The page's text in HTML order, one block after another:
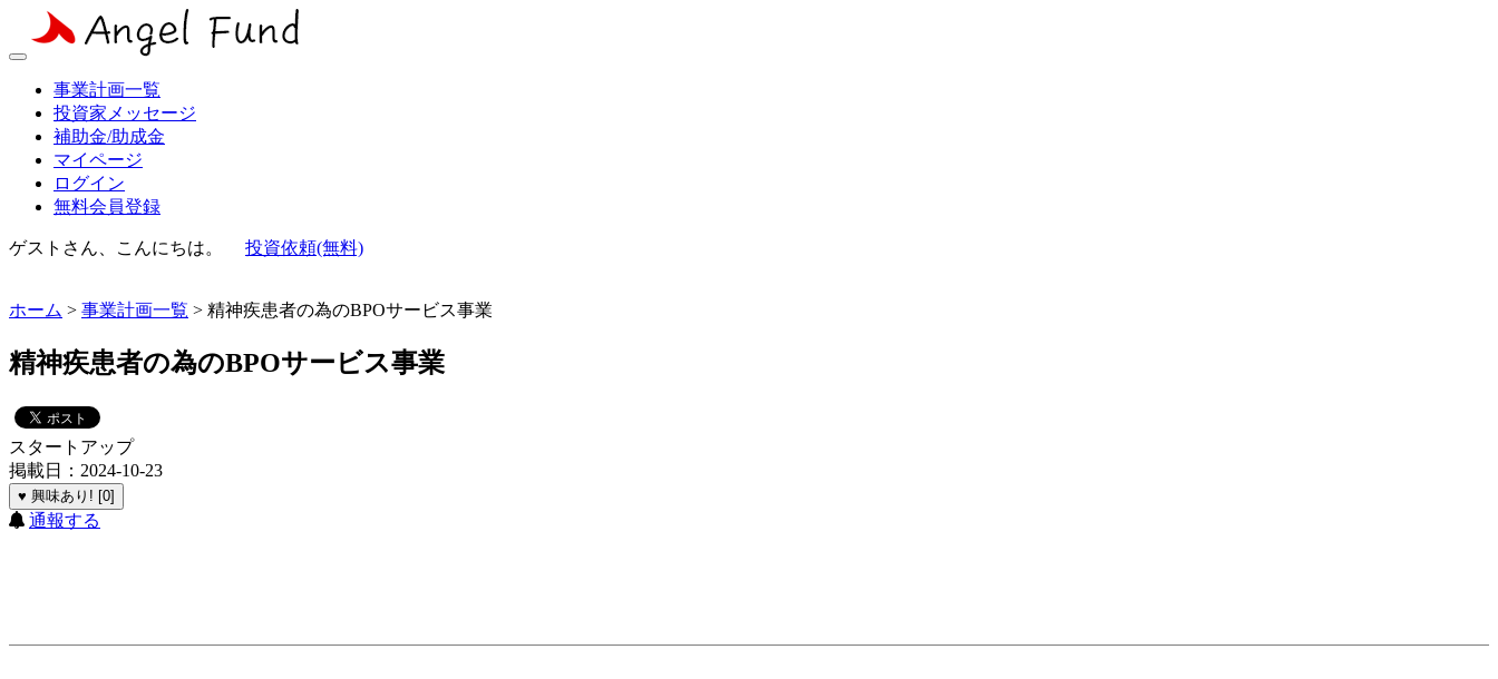
事業計画一覧
投資家メッセージ
補助金/助成金
マイページ
ログイン
無料会員登録
ゲストさん、こんにちは。 投資依頼(無料)
ホーム > 事業計画一覧 > 精神疾患者の為のBPOサービス事業
精神疾患者の為のBPOサービス事業
スタートアップ
掲載日：2024-10-23
♥ 興味あり! [0]
通報する